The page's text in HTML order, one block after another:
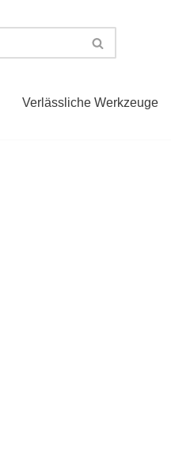
Verlässliche Werkzeuge